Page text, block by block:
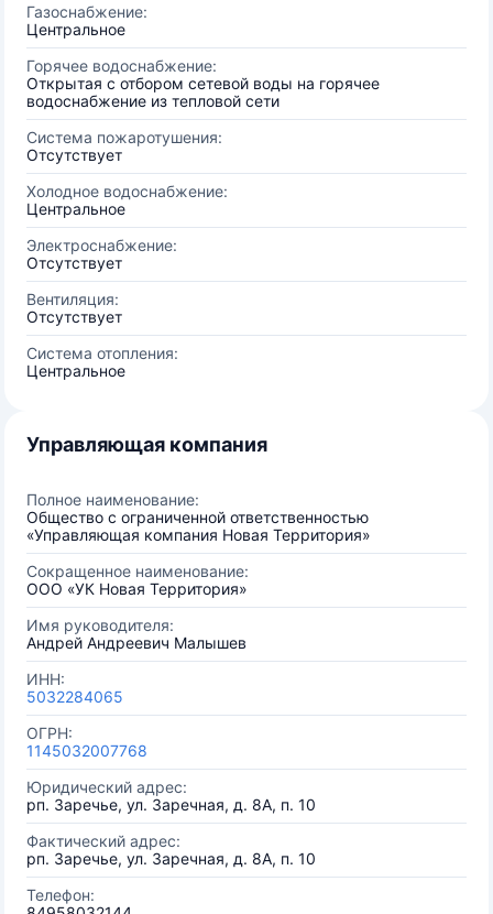
Газоснабжение:
Центральное
Горячее водоснабжение:
Открытая с отбором сетевой воды на горячее
водоснабжение из тепловой сети
Система пожаротушения:
Отсутствует
Холодное водоснабжение:
Центральное
Электроснабжение:
Отсутствует
Вентиляция:
Отсутствует
Система отопления:
Центральное
Управляющая компания
Полное наименование:
Общество с ограниченной ответственностью
«Управляющая компания Новая Территория»
Сокращенное наименование:
ООО «УК Новая Территория»
Имя руководителя:
Андрей Андреевич Малышев
ИНН:
5032284065
ОГРН:
1145032007768
Юридический адрес:
рп. Заречье, ул. Заречная, д. 8А, п. 10
Фактический адрес:
рп. Заречье, ул. Заречная, д. 8А, п. 10
Телефон: